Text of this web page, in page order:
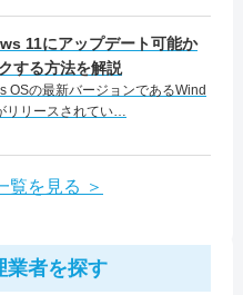
11にアップデート可能か
する方法を解説
OSの最新バージョンであるWind
リリースされてい…
覧を見る ＞
業者を探す